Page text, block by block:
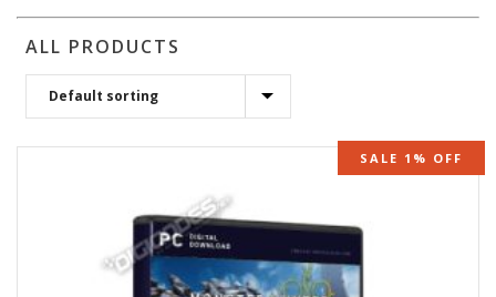
ALL PRODUCTS
SALE 1% OFF